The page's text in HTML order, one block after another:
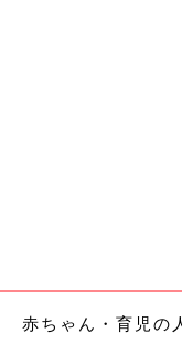
赤ちゃん・育児の